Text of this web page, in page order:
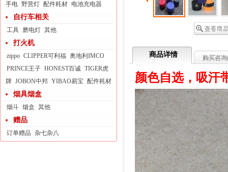
手电 野营灯 配件耗材 电池充电器
自行车相关
工具 磨电灯 其他
打火机
zippo CLIPPER可利福 奥地利IMCO
PRINCE王子 HONEST百诚 TIGER虎
牌 JOBON中邦 YIBAO易宝 配件耗材
烟具烟盒
烟斗 烟盒 其他
赠品
订单赠品 杂七杂八
商品详情 购买咨询
颜色自选， 吸汗